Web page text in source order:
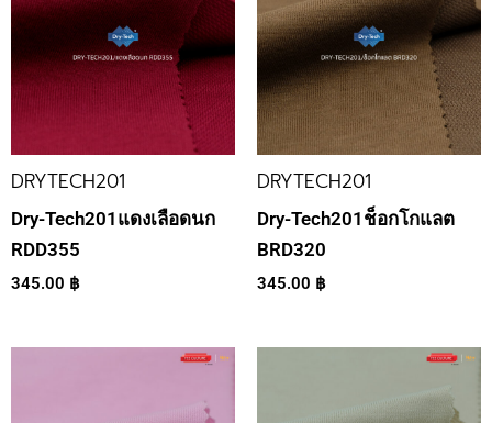
DRYTECH201
Dry-Tech201แดงเลือดนก
RDD355
345.00 ฿
DRYTECH201
Dry-Tech201ช็อกโกแลต
BRD320
345.00 ฿